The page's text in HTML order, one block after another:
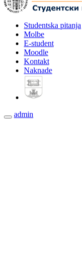
Studentska pitanja
Molbe
E-student
Moodle
Kontakt
Naknade
admin